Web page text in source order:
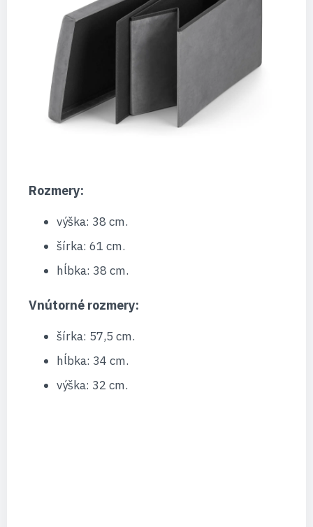
Rozmery:
výška: 38 cm.
šírka: 61 cm.
hĺbka: 38 cm.
Vnútorné rozmery:
šírka: 57,5 ​​cm.
hĺbka: 34 cm.
výška: 32 cm.